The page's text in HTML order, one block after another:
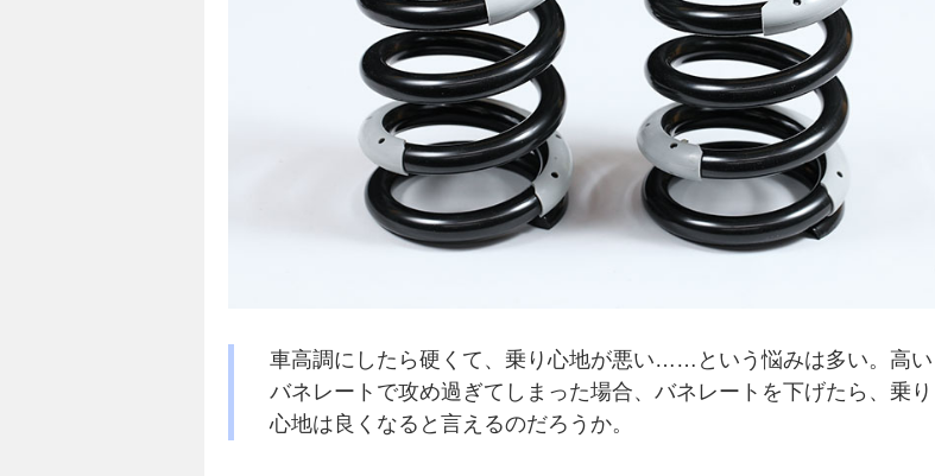
車高調にしたら硬くて、乗り心地が悪い……という悩みは多い。高い
バネレートで攻め過ぎてしまった場合、バネレートを下げたら、乗り
心地は良くなると言えるのだろうか。